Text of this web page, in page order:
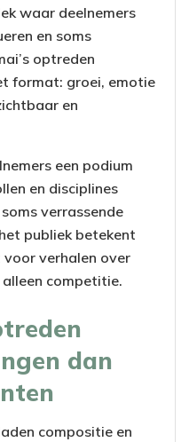
waar deelnemers
en soms
optreden
format: groei, emotie
en
een podium
en disciplines
verrassende
publiek betekent
verhalen over
competitie.
dan
compositie en